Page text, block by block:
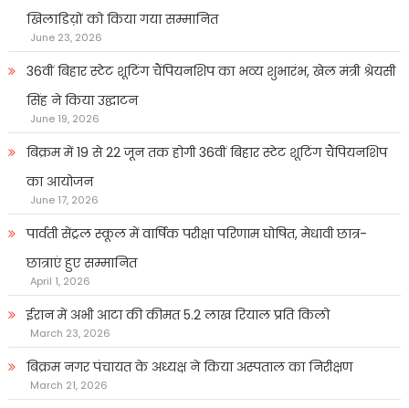
खिलाडिय़ों को किया गया सम्मानित
June 23, 2026
36वीं बिहार स्टेट शूटिंग चैंपियनशिप का भव्य शुभारंभ, खेल मंत्री श्रेयसी
सिंह ने किया उद्घाटन
June 19, 2026
बिक्रम में 19 से 22 जून तक होगी 36वीं बिहार स्टेट शूटिंग चैंपियनशिप
का आयोजन
June 17, 2026
पार्वती सेंट्रल स्कूल में वार्षिक परीक्षा परिणाम घोषित, मेधावी छात्र-
छात्राएं हुए सम्मानित
April 1, 2026
ईरान में अभी आटा की कीमत 5.2 लाख रियाल प्रति किलो
March 23, 2026
बिक्रम नगर पंचायत के अध्यक्ष ने किया अस्पताल का निरीक्षण
March 21, 2026